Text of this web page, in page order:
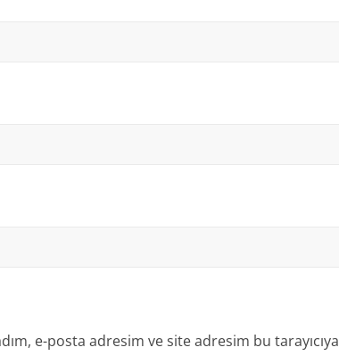
e-posta adresim ve site adresim bu tarayıcıya